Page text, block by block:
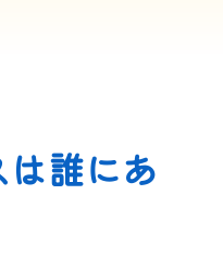
誰にあ